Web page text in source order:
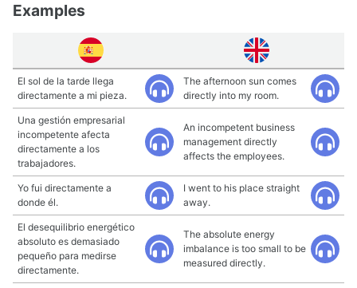
Examples
El sol de la tarde llega
directamente a mi pieza.
The afternoon sun comes
directly into my room.
Una gestión empresarial
incompetente afecta
directamente a los
trabajadores.
An incompetent business
management directly
affects the employees.
Yo fui directamente a
donde él.
I went to his place straight
away.
El desequilibrio energético
absoluto es demasiado
pequeño para medirse
directamente.
The absolute energy
imbalance is too small to be
measured directly.